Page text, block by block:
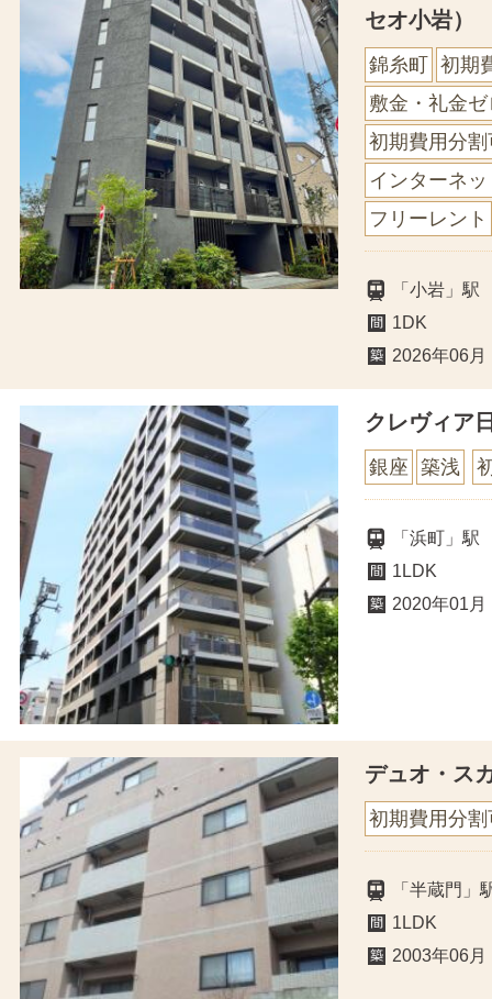
セオ小岩）
錦糸町
初期
敷金・礼金ゼ
初期費用分割
インターネ
フリーレント
「小岩」
1DK
2026年06月
クレヴィア
銀座 築浅
「浜町」
1LDK
2020年01月
デュオ・ス
初期費用分割
「半蔵門
1LDK
2003年06月